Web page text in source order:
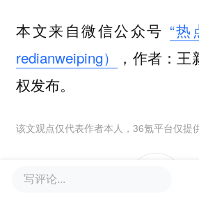
本文来自微信公众号 “热
redianweiping）
，作者：
权发布。
该文观点仅代表作者本人，36氪平台仅提
写评论...